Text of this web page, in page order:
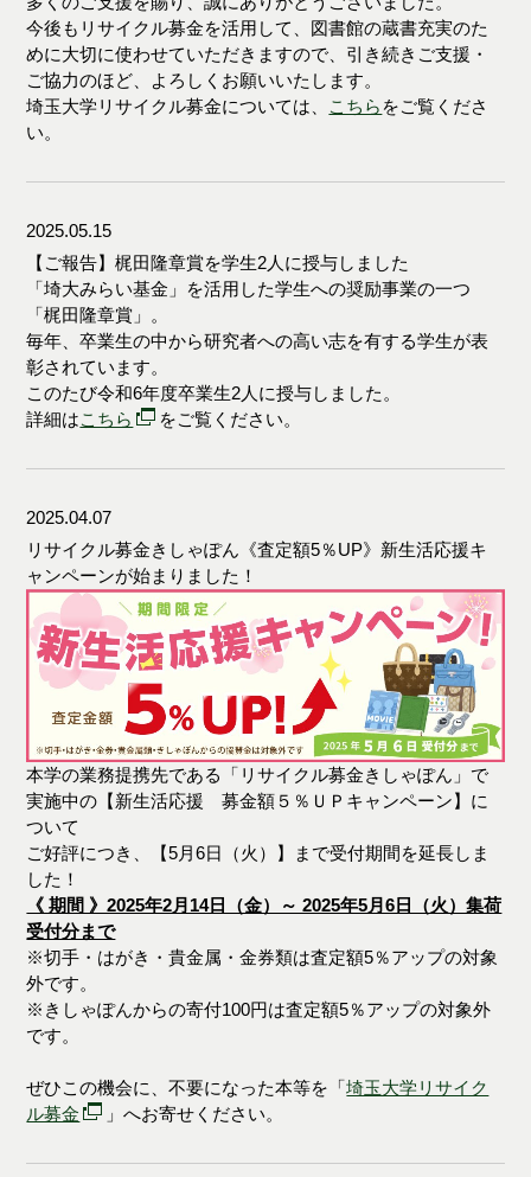
今後もリサイクル募金を活用して、図書館の蔵書充実のた
めに大切に使わせていただきますので、引き続きご支援・
ご協力のほど、よろしくお願いいたします。
埼玉大学リサイクル募金については、 こちら をご覧くださ
い。
2025.05.15
【ご報告】梶田隆章賞を学生2人に授与しました
「埼大みらい基金」を活用した学生への奨励事業の一つ
「梶田隆章賞」。
毎年、卒業生の中から研究者への高い志を有する学生が表
彰されています。
このたび令和6年度卒業生2人に授与しました。
詳細はこちら をご覧ください。
2025.04.07
リサイクル募金きしゃぽん《査定額5％UP》新生活応援キ
ャンペーンが始まりました！
本学の業務提携先である「リサイクル募金きしゃぽん」で
実施中の【新生活応援 募金額５％ＵＰキャンペーン】に
ついて
ご好評につき、【5月6日（火）】まで受付期間を延長しま
した！
《 期間 》2025年2月14日（金）～ 2025年5月6日（火）集荷
受付分まで
※切手・はがき・貴金属・金券類は査定額5％アップの対象
外です。
※きしゃぽんからの寄付100円は査定額5％アップの対象外
です。
ぜひこの機会に、不要になった本等を「埼玉大学リサイク
ル募金
」へお寄せください。